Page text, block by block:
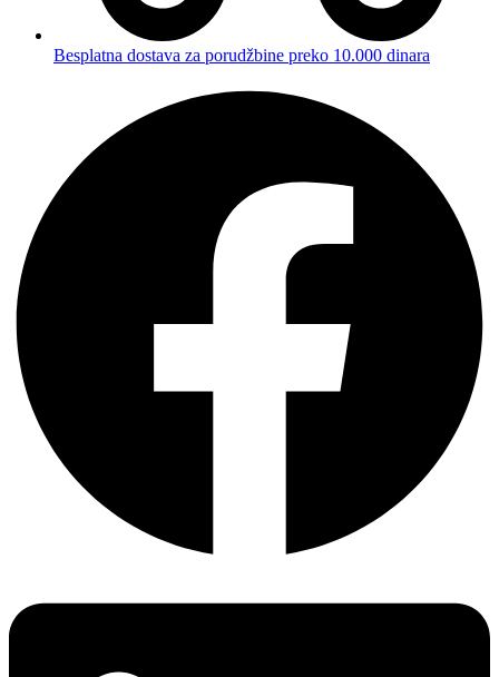
Besplatna dostava za porudžbine preko 10.000 dinara